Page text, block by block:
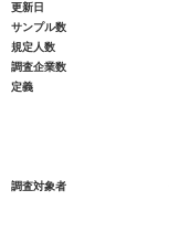
更新日
サンプル数
規定人数
調査企業数
定義
調査対象者